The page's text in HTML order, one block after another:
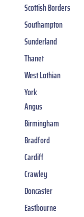
Scottish Borders
Southampton
Sunderland
Thanet
West Lothian
York
Angus
Birmingham
Bradford
Cardiff
Crawley
Doncaster
Eastbourne